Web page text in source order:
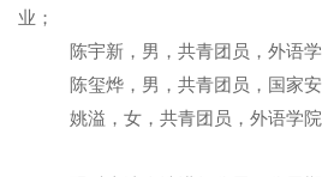
业；
陈宇新 ，男，共青团员， 外语
陈玺烨 ，男，共青团员，国家
姚溢 ，女， 共青团员 ， 外语学